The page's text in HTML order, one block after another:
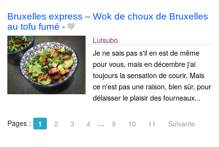
Bruxelles express – Wok de choux de Bruxelles
au tofu fumé -
Lutsubo
Je ne sais pas s'il en est de même
pour vous, mais en décembre j'ai
toujours la sensation de courir. Mais
ce n'est pas une raison, bien sûr, pour
délaisser le plaisir des fourneaux...
Pages : 1 2 3 4 … 9 10 11 Suivante